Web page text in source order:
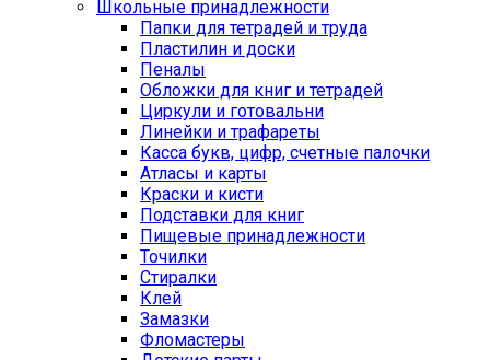
Школьные принадлежности
Папки для тетрадей и труда
Пластилин и доски
Пеналы
Обложки для книг и тетрадей
Циркули и готовальни
Линейки и трафареты
Касса букв, цифр, счетные палочки
Атласы и карты
Краски и кисти
Подставки для книг
Пищевые принадлежности
Точилки
Стиралки
Клей
Замазки
Фломастеры